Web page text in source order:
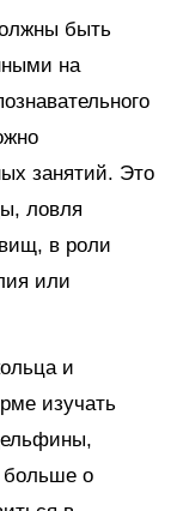
быть
на
занятий. Это
ловля
в роли
или
и
изучать
больше о